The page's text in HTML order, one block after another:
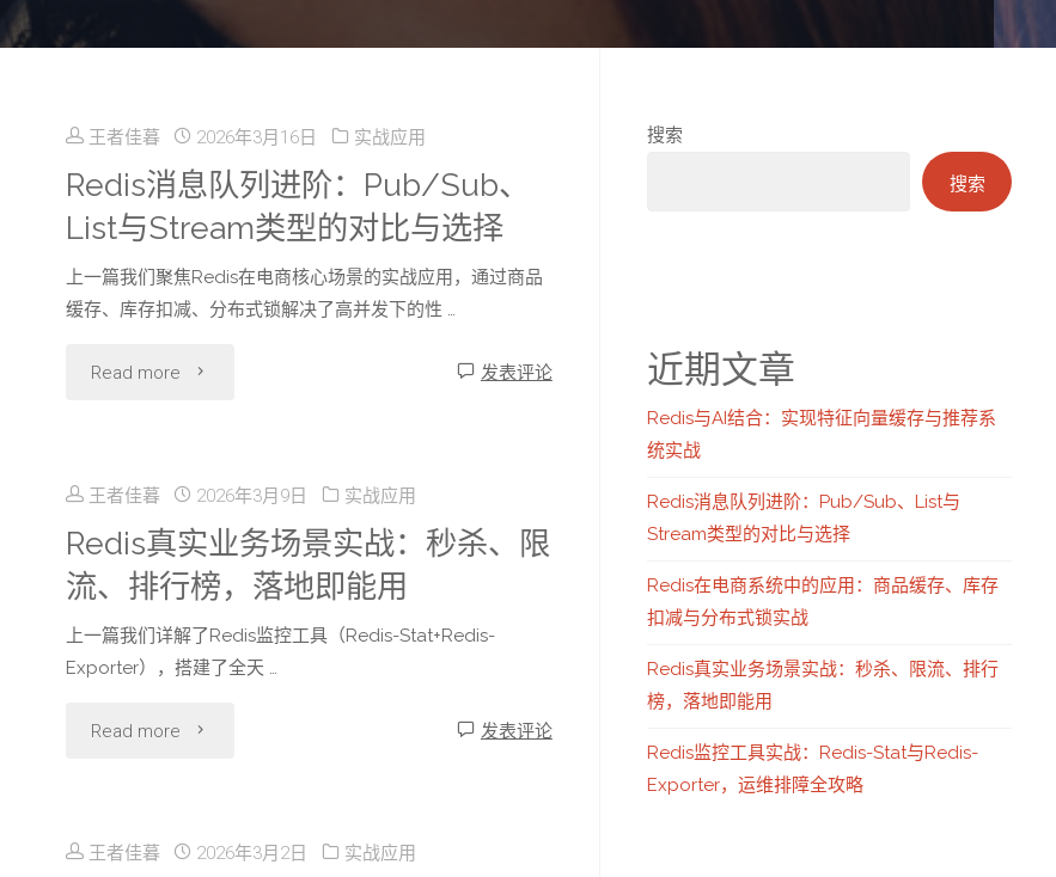
王者佳暮 2026年3月16日 实战应用
Redis消息队列进阶：Pub/Sub、
List与Stream类型的对比与选择
上一篇我们聚焦Redis在电商核心场景的实战应用，通过商品
缓存、库存扣减、分布式锁解决了高并发下的性 …
Read more "Redis
队
列
进
与
发表评论
王者佳暮 2026年3月9日 实战应用
Redis真实业务场景实战：秒杀、限
流、排行榜，落地即能用
上一篇我们详解了Redis监控工具（Redis-Stat+Redis-
Exporter），搭建了全天 …
Read more "Redis 发表评论
王者佳暮 2026年3月2日 实战应用
搜索
搜索
近期文章
Redis与AI结合：实现特征向量缓存与推荐系
统实战
Redis消息队列进阶：Pub/Sub、List与
Stream类型的对比与选择
Redis在电商系统中的应用：商品缓存、库存
扣减与分布式锁实战
Redis真实业务场景实战：秒杀、限流、排行
榜，落地即能用
Redis监控工具实战：Redis-Stat与Redis-
Exporter，运维排障全攻略